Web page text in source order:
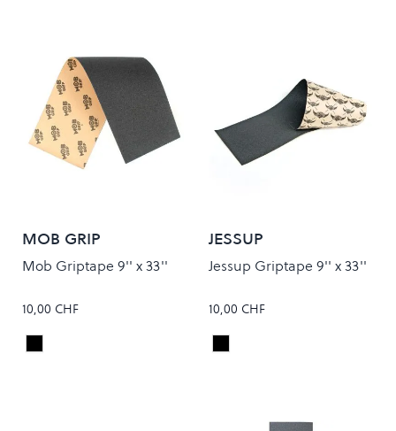
MOB GRIP
Mob Griptape 9'' x 33''
10,00 CHF
Colour
Black
JESSUP
Jessup Griptape 9'' x 33''
10,00 CHF
Colour
Black